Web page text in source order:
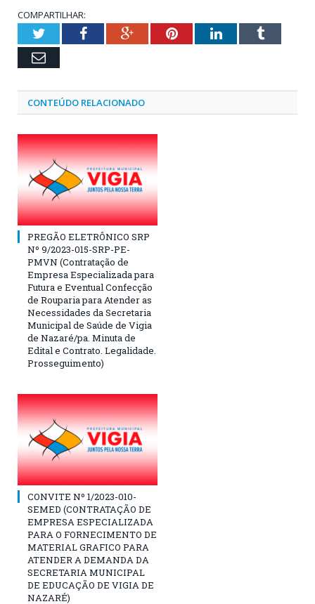
COMPARTILHAR:
TwitterFacebookGoogle+PinterestLinkedInTumblr
Email
CONTEÚDO RELACIONADO
PREGÃO ELETRÔNICO SRP
Nº 9/2023-015-SRP-PE-
PMVN (Contratação de
Empresa Especializada para
Futura e Eventual Confecção
de Rouparia para Atender as
Necessidades da Secretaria
Municipal de Saúde de Vigia
de Nazaré/pa. Minuta de
Edital e Contrato. Legalidade.
Prosseguimento)
CONVITE Nº 1/2023-010-
SEMED (CONTRATAÇÃO DE
EMPRESA ESPECIALIZADA
PARA O FORNECIMENTO DE
MATERIAL GRAFICO PARA
ATENDER A DEMANDA DA
SECRETARIA MUNICIPAL
DE EDUCAÇÃO DE VIGIA DE
NAZARÉ)